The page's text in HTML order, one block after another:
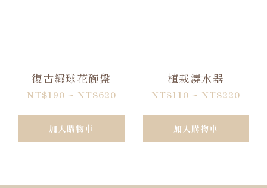
復古繡球花碗盤
NT$190 ~ NT$620
加入購物車
植栽澆水器
NT$110 ~ NT$220
加入購物車